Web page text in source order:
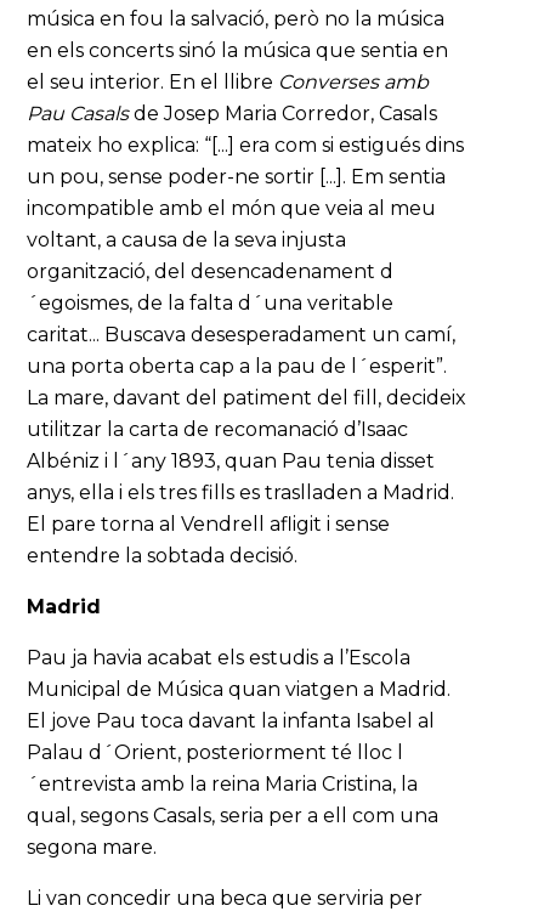
música en fou la salvació, però no la música
en els concerts sinó la música que sentia en
el seu interior. En el llibre Converses amb
Pau Casalsde Josep Maria Corredor, Casals
mateix ho explica: “[...] era com si estigués dins
un pou, sense poder-ne sortir [...]. Em sentia
incompatible amb el món que veia al meu
voltant, a causa de la seva injusta
organització, del desencadenament d
´egoismes, de la falta d´una veritable
caritat... Buscava desesperadament un camí,
una porta oberta cap a la pau de l´esperit”.
La mare, davant del patiment del fill, decideix
utilitzar la carta de recomanació d’Isaac
Albéniz i l´any 1893, quan Pau tenia disset
anys, ella i els tres fills es traslladen a Madrid.
El pare torna al Vendrell afligit i sense
entendre la sobtada decisió.
Madrid
Pau ja havia acabat els estudis a l’Escola
Municipal de Música quan viatgen a Madrid.
El jove Pau toca davant la infanta Isabel al
Palau d´Orient, posteriorment té lloc l
´entrevista amb la reina Maria Cristina, la
qual, segons Casals, seria per a ell com una
segona mare.
Li van concedir una beca que serviria per